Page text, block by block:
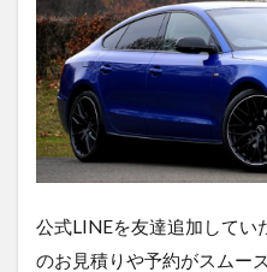
公式LINEを友達追加してい
のお見積りや予約がスムー